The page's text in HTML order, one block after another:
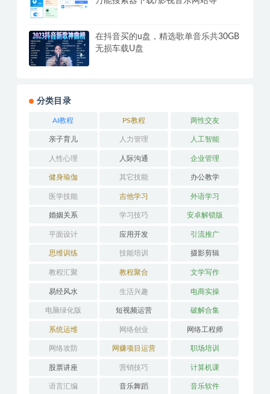
在抖音买的u盘，精选歌单音乐共30GB
无损车载U盘
分类目录
AI教程 PS教程 两性交友
亲子育儿 人力管理 人工智能
人性心理 人际沟通 企业管理
健身瑜伽 其它技能 办公教学
医学技能 吉他学习 外语学习
婚姻关系 学习技巧 安卓解锁版
平面设计 应用开发 引流推广
思维训练 技能培训 摄影剪辑
教程汇聚 教程聚合 文学写作
易经风水 生活兴趣 电商实操
电脑绿化版 短视频运营 破解合集
系统运维 网络创业 网络工程师
网络攻防 网赚项目运营 职场培训
股票讲座 营销技巧 计算机课
语言汇编 音乐舞蹈 音乐软件